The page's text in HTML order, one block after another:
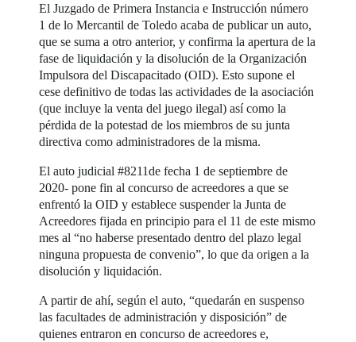
El Juzgado de Primera Instancia e Instrucción número
1 de lo Mercantil de Toledo acaba de publicar un auto,
que se suma a otro anterior, y confirma la apertura de la
fase de liquidación y la disolución de la Organización
Impulsora del Discapacitado (OID). Esto supone el
cese definitivo de todas las actividades de la asociación
(que incluye la venta del juego ilegal) así como la
pérdida de la potestad de los miembros de su junta
directiva como administradores de la misma.
El auto judicial #8211de fecha 1 de septiembre de
2020- pone fin al concurso de acreedores a que se
enfrentó la OID y establece suspender la Junta de
Acreedores fijada en principio para el 11 de este mismo
mes al “no haberse presentado dentro del plazo legal
ninguna propuesta de convenio”, lo que da origen a la
disolución y liquidación.
A partir de ahí, según el auto, “quedarán en suspenso
las facultades de administración y disposición” de
quienes entraron en concurso de acreedores e,